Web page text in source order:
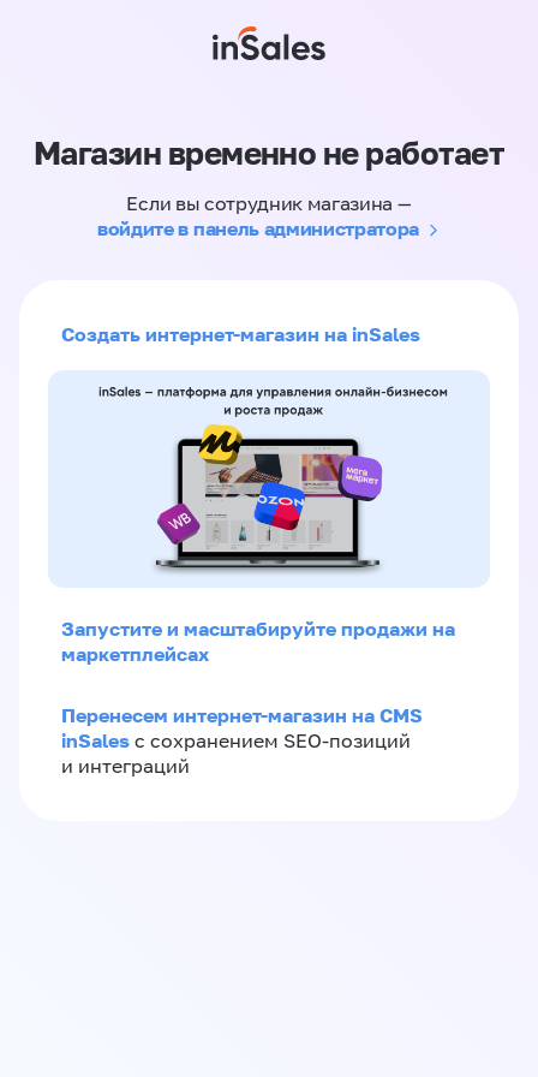
Магазин временно не работает
Если вы сотрудник магазина —
войдите в панель администратора
Создать интернет-магазин на inSales
Запустите и масштабируйте продажи на
маркетплейсах
Перенесем интернет-магазин на CMS
inSales с сохранением SEO-позиций
и интеграций